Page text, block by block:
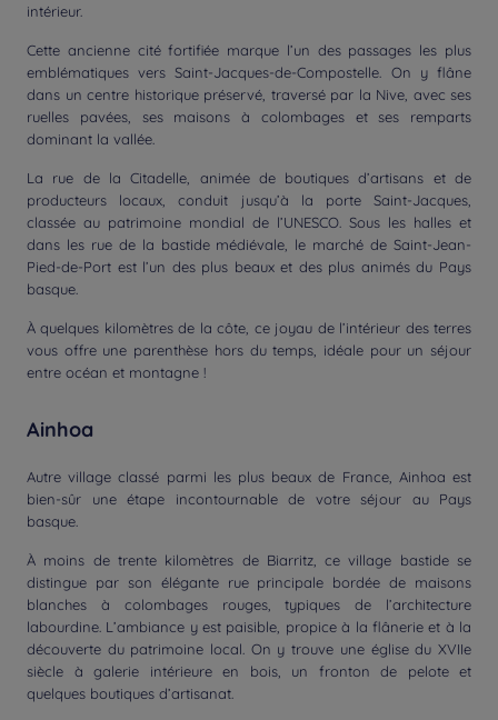
intérieur.
Cette ancienne cité fortifiée marque l’un des passages les plus
emblématiques vers Saint-Jacques-de-Compostelle. On y flâne
dans un centre historique préservé, traversé par la Nive, avec ses
ruelles pavées, ses maisons à colombages et ses remparts
dominant la vallée.
La rue de la Citadelle, animée de boutiques d’artisans et de
producteurs locaux, conduit jusqu’à la porte Saint-Jacques,
classée au patrimoine mondial de l’UNESCO. Sous les halles et
dans les rue de la bastide médiévale, le marché de Saint-Jean-
Pied-de-Port est l’un des plus beaux et des plus animés du Pays
basque.
À quelques kilomètres de la côte, ce joyau de l’intérieur des terres
vous offre une parenthèse hors du temps, idéale pour un séjour
entre océan et montagne !
Ainhoa
Autre village classé parmi les plus beaux de France, Ainhoa est
bien-sûr une étape incontournable de votre séjour au Pays
basque.
À moins de trente kilomètres de Biarritz, ce village bastide se
distingue par son élégante rue principale bordée de maisons
blanches à colombages rouges, typiques de l’architecture
labourdine. L’ambiance y est paisible, propice à la flânerie et à la
découverte du patrimoine local. On y trouve une église du XVIIe
siècle à galerie intérieure en bois, un fronton de pelote et
quelques boutiques d’artisanat.